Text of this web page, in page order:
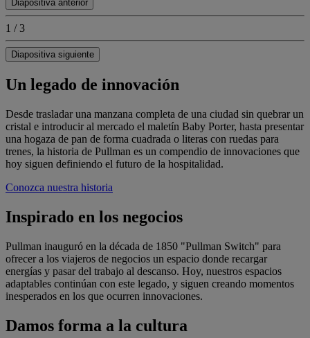
Diapositiva anterior
1 / 3
Diapositiva siguiente
Un legado de innovación
Desde trasladar una manzana completa de una ciudad sin quebrar un
cristal e introducir al mercado el maletín Baby Porter, hasta presentar
una hogaza de pan de forma cuadrada o literas con ruedas para
trenes, la historia de Pullman es un compendio de innovaciones que
hoy siguen definiendo el futuro de la hospitalidad.
Conozca nuestra historia
Inspirado en los negocios
Pullman inauguró en la década de 1850 "Pullman Switch" para
ofrecer a los viajeros de negocios un espacio donde recargar
energías y pasar del trabajo al descanso. Hoy, nuestros espacios
adaptables continúan con este legado, y siguen creando momentos
inesperados en los que ocurren innovaciones.
Damos forma a la cultura